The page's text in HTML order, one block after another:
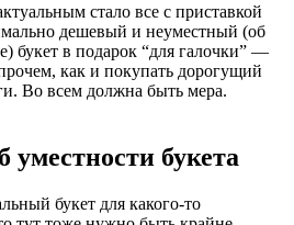
стало все с приставкой
дешевый и неуместный (об
букет в подарок “для галочки” —
как и покупать дорогущий
Во всем должна быть мера.
уместности букета
букет для какого-то